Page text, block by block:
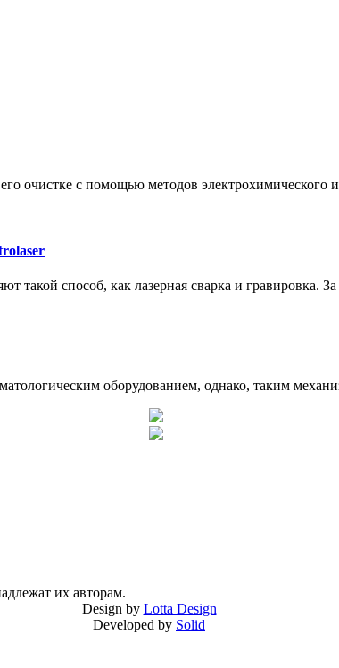
очистке с помощью методов электрохимического
способ, как лазерная сварка и гравировка.
оборудованием, однако, таким
их авторам.
Design by Lotta Design
Developed by Solid